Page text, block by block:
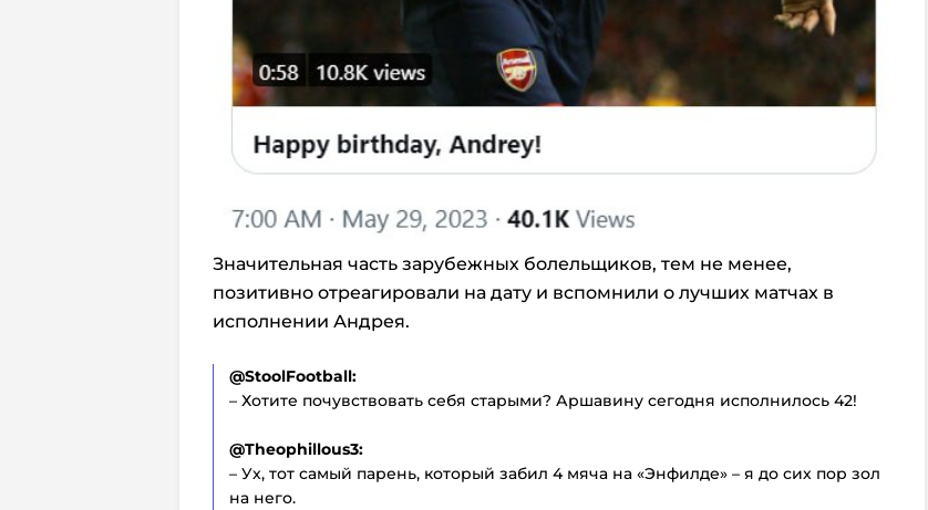
Значительная часть зарубежных болельщиков, тем не менее,
позитивно отреагировали на дату и вспомнили о лучших матчах в
исполнении Андрея.
@StoolFootball:
– Хотите почувствовать себя старыми? Аршавину сегодня исполнилось 42!
@Theophillous3:
– Ух, тот самый парень, который забил 4 мяча на «Энфилде» – я до сих пор зол
на него.